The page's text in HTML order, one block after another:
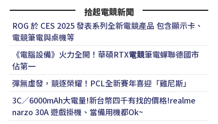
拾起電競新聞
ROG 於 CES 2025 發表系列全新電競產品 包含顯示卡、
電競筆電與桌機等
《電腦設備》火力全開！華碩RTX電競筆電蟬聯德國市
佔第一
彈無虛發，競逐榮耀！PCL全新賽年喜迎「雞尼斯」
3C／6000mAh大電量!新台幣四千有找的價格!realme
narzo 30A 遊戲掛機、當備用機都Ok~